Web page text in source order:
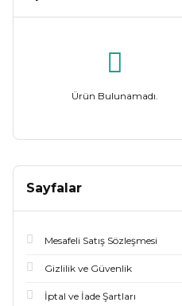
Ürün Bulunamadı.
Sayfalar
Mesafeli Satış Sözleşmesi
Gizlilik ve Güvenlik
İptal ve İade Şartları